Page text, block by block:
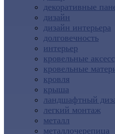
декоративные
дизайн
дизайн интерьера
долговечность
интерьер
кровельные
кровельные
кровля
крыша
ландшафтный
легкий монтаж
металл
металлочерепица